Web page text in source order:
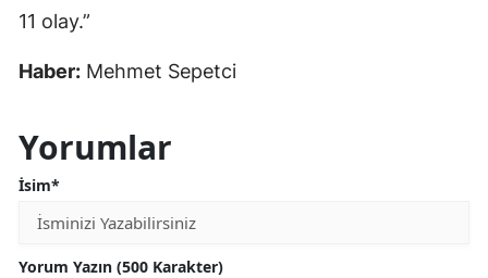
11 olay.”
Haber: Mehmet Sepetci
Yorumlar
İsim*
Yorum Yazın (500 Karakter)